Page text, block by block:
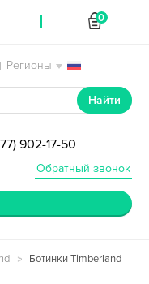
| Регионы
Найти
902-17-50
Обратный звонок
Ботинки Timberland
0